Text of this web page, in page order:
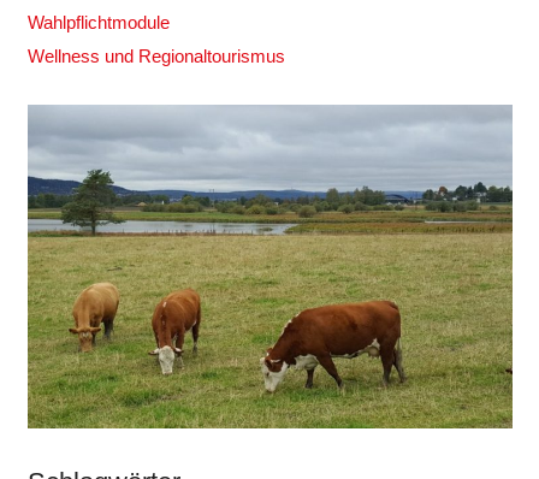
Wahlpflichtmodule
Wellness und Regionaltourismus